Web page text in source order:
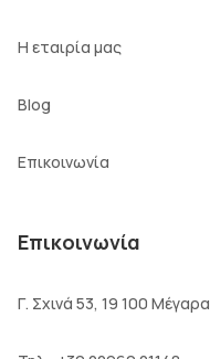
Η εταιρία μας
Blog
Επικοινωνία
Επικοινωνία
Γ. Σχινά 53, 19 100 Μέγαρα